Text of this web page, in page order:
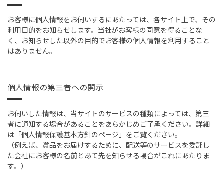
お客様に個人情報をお伺いするにあたっては、各サイト上で、その
利用目的をお知らせします。当社がお客様の同意を得ることな
く、お知らせした以外の目的でお客様の個人情報を利用すること
はありません。
個人情報の第三者への開示
お伺いした情報は、当サイトのサービスの種類によっては、第三
者に通知する場合があることをあらかじめご了承ください。詳細
は「個人情報保護基本方針のページ」をご覧ください。
（例えば、賞品をお届けするために、配送等のサービスを委託し
た会社にお客様の名前とあて先を知らせる場合がこれにあたりま
す。）